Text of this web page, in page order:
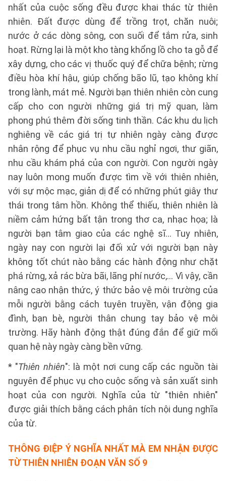
nhất của cuộc sống đều được khai thác từ thiên
nhiên. Đất được dùng để trồng trọt, chăn nuôi;
nước ở các dòng sông, con suối để tắm rửa, sinh
hoạt. Rừng lại là một kho tàng khổng lồ cho ta gỗ để
xây dựng, cho các vị thuốc quý để chữa bệnh; rừng
điều hòa khí hậu, giúp chống bão lũ, tạo không khí
trong lành, mát mẻ. Người bạn thiên nhiên còn cung
cấp cho con người những giá trị mỹ quan, làm
phong phú thêm đời sống tinh thần. Các khu du lịch
nghiêng về các giá trị tự nhiên ngày càng được
nhân rộng để phục vụ nhu cầu nghỉ ngơi, thư giãn,
nhu cầu khám phá của con người. Con người ngày
nay luôn mong muốn được tìm về với thiên nhiên,
với sự mộc mạc, giản dị để có những phút giây thư
thái trong tâm hồn. Không thể thiếu, thiên nhiên là
niềm cảm hứng bất tận trong thơ ca, nhạc họa; là
người bạn tâm giao của các nghệ sĩ... Tuy nhiên,
ngày nay con người lại đối xử với người bạn này
không tốt chút nào bằng các hành động như chặt
phá rừng, xả rác bừa bãi, lãng phí nước,... Vì vậy, cần
nâng cao nhận thức, ý thức bảo vệ môi trường của
mỗi người bằng cách tuyên truyền, vận động gia
đình, bạn bè, người thân chung tay bảo vệ môi
trường. Hãy hành động thật đúng đắn để giữ mối
quan hệ này ngày càng bền vững.
* "Thiên nhiên": là một nơi cung cấp các nguồn tài
nguyên để phục vụ cho cuộc sống và sản xuất sinh
hoạt của con người. Nghĩa của từ "thiên nhiên"
được giải thích bằng cách phân tích nội dung nghĩa
của từ.
THÔNG ĐIỆP Ý NGHĨA NHẤT MÀ EM NHẬN ĐƯỢC
TỪ THIÊN NHIÊN ĐOẠN VĂN SỐ 9